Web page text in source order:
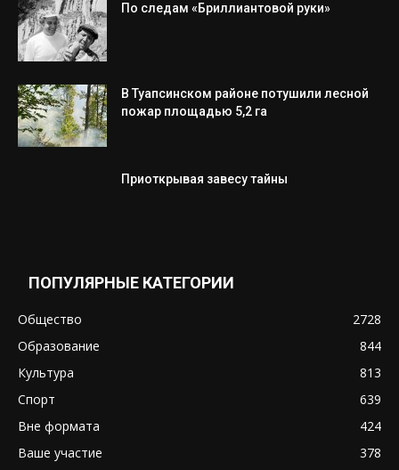
По следам «Бриллиантовой руки»
В Туапсинском районе потушили лесной
пожар площадью 5,2 га
Приоткрывая завесу тайны
ПОПУЛЯРНЫЕ КАТЕГОРИИ
Общество
2728
Образование
844
Культура
813
Спорт
639
Вне формата
424
Ваше участие
378